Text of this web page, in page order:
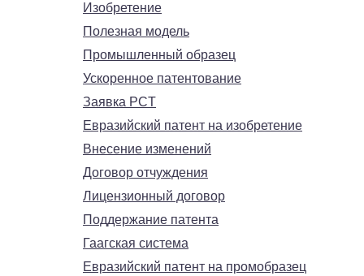
Изобретение
Полезная модель
Промышленный образец
Ускоренное патентование
Заявка PCT
Евразийский патент на изобретение
Внесение изменений
Договор отчуждения
Лицензионный договор
Поддержание патента
Гаагская система
Евразийский патент на промобразец